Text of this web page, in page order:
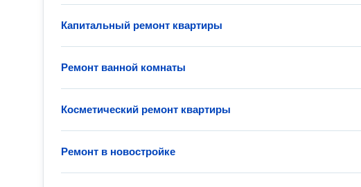
Капитальный ремонт квартиры
Ремонт ванной комнаты
Косметический ремонт квартиры
Ремонт в новостройке